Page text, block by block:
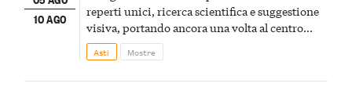
10 AGO
reperti unici, ricerca scientifica e suggestione
visiva, portando ancora una volta al centro
della scena le meraviglie del passato astigiano
Asti Mostre